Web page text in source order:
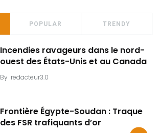
POPULAR TRENDY
Incendies ravageurs dans le nord-
ouest des États-Unis et au Canada
By redacteur3.0
Frontière Égypte-Soudan : Traque
des FSR trafiquants d’or